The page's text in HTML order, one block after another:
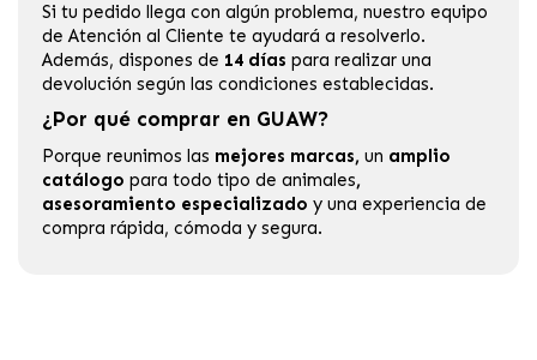
Si tu pedido llega con algún problema, nuestro equipo
de Atención al Cliente te ayudará a resolverlo.
Además, dispones de 14 días para realizar una
devolución según las condiciones establecidas.
¿Por qué comprar en GUAW?
Porque reunimos las mejores marcas, un amplio
catálogo para todo tipo de animales,
asesoramiento especializado y una experiencia de
compra rápida, cómoda y segura.